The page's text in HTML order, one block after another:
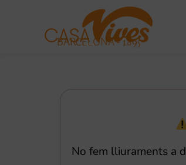
BARCELONA - 1895
No fem lliuraments a